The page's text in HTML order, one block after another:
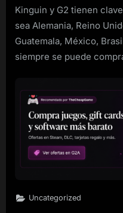
Kinguin y G2 tienen
sea Alemania, Reino
Guatemala, México,
siempre se puede
Uncategorized